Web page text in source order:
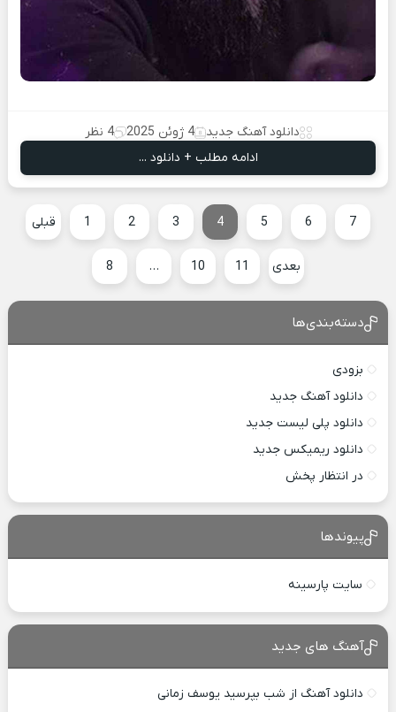
دانلود آهنگ جدید 4 ژوئن 2025
4 نظر
ادامه مطلب + دانلود ...
قبلی 1 2 3 4 5 6 7
8 … 10 11 بعدی
دسته‌بندی‌ها
بزودی
دانلود آهنگ جدید
دانلود پلی لیست جدید
دانلود ریمیکس جدید
در انتظار پخش
پیوندها
سایت پارسینه
آهنگ های جدید
دانلود آهنگ از شب بپرسید یوسف زمانی